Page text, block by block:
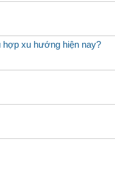
hợp xu hướng hiện nay?